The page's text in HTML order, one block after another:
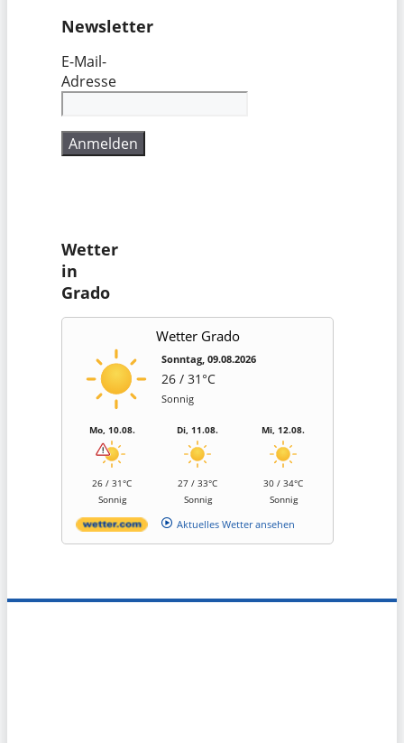
Newsletter
E-Mail-
Adresse
Wetter
in
Grado
Wetter Grado
Sonntag, 09.08.2026
26 / 31°C
Sonnig
Mo, 10.08.
26 / 31°C
Sonnig
Di, 11.08.
27 / 33°C
Sonnig
Mi, 12.08.
30 / 34°C
Sonnig
Aktuelles Wetter ansehen